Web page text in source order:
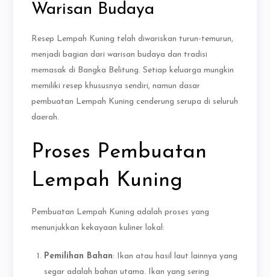
Warisan Budaya
Resep Lempah Kuning telah diwariskan turun-temurun,
menjadi bagian dari warisan budaya dan tradisi
memasak di Bangka Belitung. Setiap keluarga mungkin
memiliki resep khususnya sendiri, namun dasar
pembuatan Lempah Kuning cenderung serupa di seluruh
daerah.
Proses Pembuatan
Lempah Kuning
Pembuatan Lempah Kuning adalah proses yang
menunjukkan kekayaan kuliner lokal:
Pemilihan Bahan: Ikan atau hasil laut lainnya yang
segar adalah bahan utama. Ikan yang sering